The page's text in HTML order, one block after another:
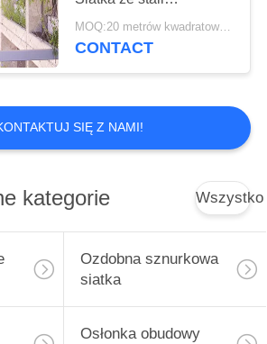
nierdzewnej
MOQ:20 metrów kwadratowych
CONTACT
SIĘ Z NAMI!
kategorie Wszystko
Ozdobna sznurkowa
siatka
Osłonka obudowy